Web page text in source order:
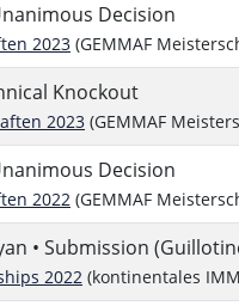
Decision
2023 (GEMMAF
Knockout
2023 (GEMMAF
Decision
2022 (GEMMAF
• Submission
2022 (kontinentales